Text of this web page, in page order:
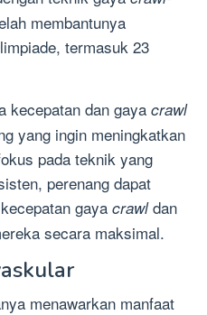
membantunya
termasuk 23
kecepatan dan gaya crawl
yang ingin meningkatkan
pada teknik yang
perenang dapat
gaya crawldan
secara maksimal.
menawarkan manfaat